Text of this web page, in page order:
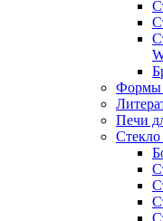
Формы
Печи